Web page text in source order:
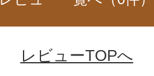
レビューTOPへ